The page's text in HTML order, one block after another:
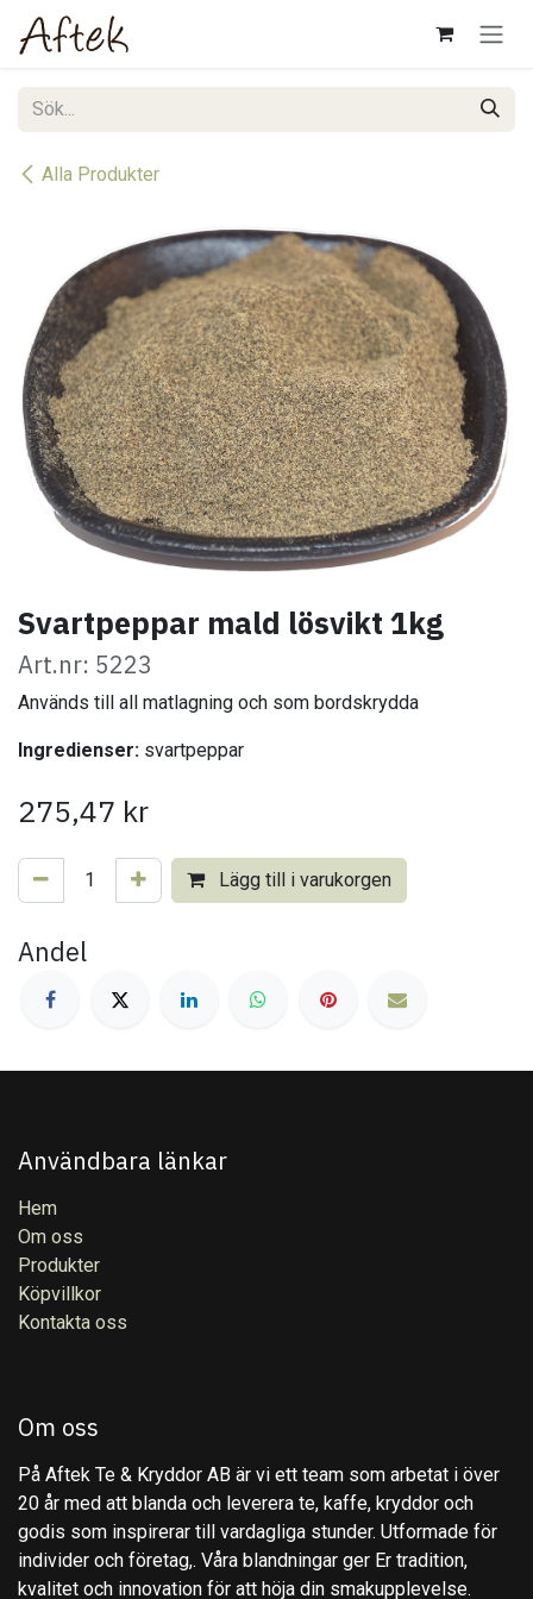
Hoppa till innehåll
Alla Produkter
Svartpeppar mald lösvikt 1kg
Art.nr: 5223
Används till all matlagning och som bordskrydda
Ingredienser: svartpeppar
275,47 kr
Lägg till i varukorgen
Andel
Användbara länkar
Hem
Om oss
Produkter
Köpvillkor
Kontakta oss
Om oss
På Aftek Te & Kryddor AB är vi ett team som arbetat i över
20 år med att blanda och leverera te, kaffe, kryddor och
godis som inspirerar till vardagliga stunder. Utformade för
individer och företag,. Våra blandningar ger Er tradition,
kvalitet och innovation för att höja din smakupplevelse.